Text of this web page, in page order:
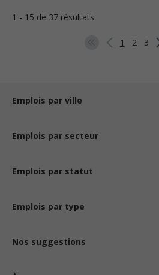
1 - 15 de 37 résultats
1 2 3
Emplois par ville
Emplois par secteur
Emplois par statut
Emplois par type
Nos suggestions